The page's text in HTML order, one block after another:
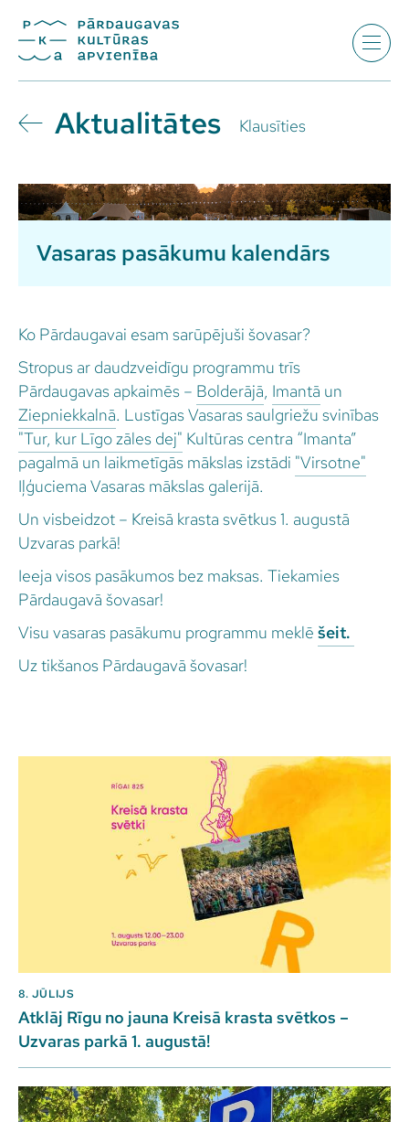
Aktualitātes Klausīties
Vasaras pasākumu kalendārs
Ko Pārdaugavai esam sarūpējuši šovasar?
Stropus ar daudzveidīgu programmu trīs
Pārdaugavas apkaimēs – Bolderājā, Imantā un
Ziepniekkalnā. Lustīgas Vasaras saulgriežu svinības
"Tur, kur Līgo zāles dej" Kultūras centra “Imanta”
pagalmā un laikmetīgās mākslas izstādi "Virsotne"
Iļģuciema Vasaras mākslas galerijā.
Un visbeidzot – Kreisā krasta svētkus 1. augustā
Uzvaras parkā!
Ieeja visos pasākumos bez maksas. Tiekamies
Pārdaugavā šovasar!
Visu vasaras pasākumu programmu meklē šeit.
Uz tikšanos Pārdaugavā šovasar!
8. JŪLIJS
Atklāj Rīgu no jauna Kreisā krasta svētkos –
Uzvaras parkā 1. augustā!